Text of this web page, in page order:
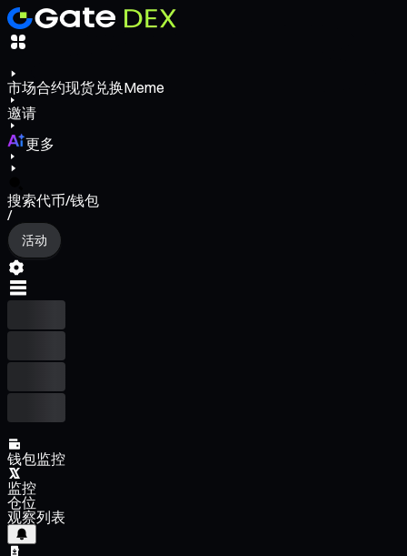
市场合约现货兑换Meme
邀请
更多
搜索代币/钱包
/
活动
钱包监控
监控
仓位
观察列表